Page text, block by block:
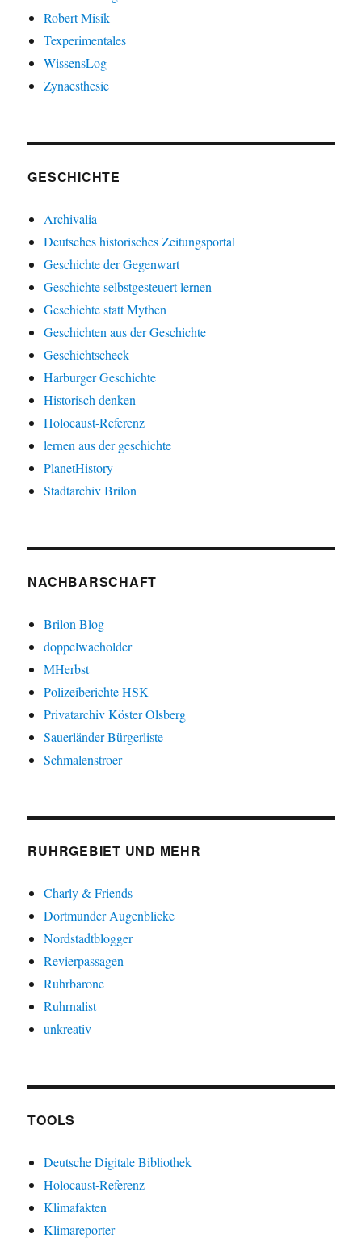
Robert Misik
Texperimentales
WissensLog
Zynaesthesie
GESCHICHTE
Archivalia
Deutsches historisches Zeitungsportal
Geschichte der Gegenwart
Geschichte selbstgesteuert lernen
Geschichte statt Mythen
Geschichten aus der Geschichte
Geschichtscheck
Harburger Geschichte
Historisch denken
Holocaust-Referenz
lernen aus der geschichte
PlanetHistory
Stadtarchiv Brilon
NACHBARSCHAFT
Brilon Blog
doppelwacholder
MHerbst
Polizeiberichte HSK
Privatarchiv Köster Olsberg
Sauerländer Bürgerliste
Schmalenstroer
RUHRGEBIET UND MEHR
Charly & Friends
Dortmunder Augenblicke
Nordstadtblogger
Revierpassagen
Ruhrbarone
Ruhrnalist
unkreativ
TOOLS
Deutsche Digitale Bibliothek
Holocaust-Referenz
Klimafakten
Klimareporter